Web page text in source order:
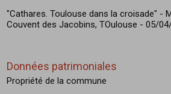
"Cathares. Toulouse dans la croisade" -
Couvent des Jacobins, TOulouse - 05/
Données patrimoniales
Propriété de la commune